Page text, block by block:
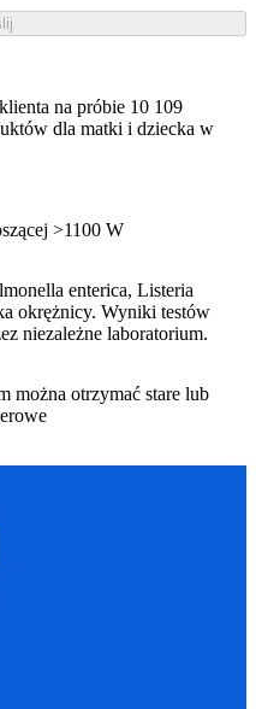
na próbie 10 109
dla matki i dziecka w
>1100 W
enterica, Listeria
okrężnicy. Wyniki testów
niezależne laboratorium.
można otrzymać stare lub